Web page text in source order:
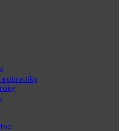
obratlíky